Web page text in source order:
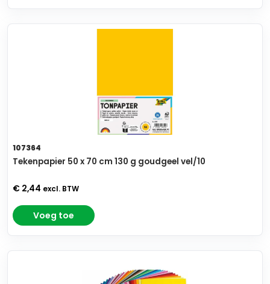
107364
Tekenpapier 50 x 70 cm 130 g goudgeel vel/10
€ 2,44 excl. BTW
Voeg toe